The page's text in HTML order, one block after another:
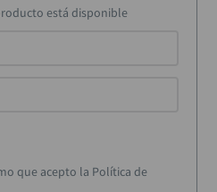
está disponible
que acepto la Política de